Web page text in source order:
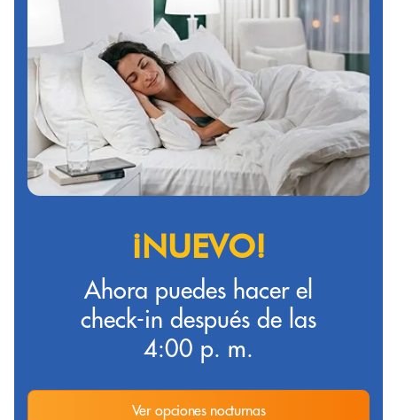
¡NUEVO!
Ahora puedes hacer el
check-in después de las
4:00 p. m.
Ver opciones nocturnas